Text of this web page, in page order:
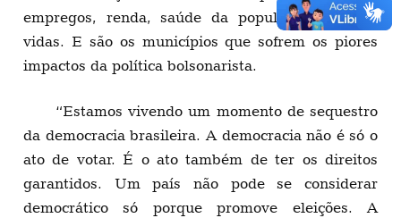
empregos, renda, saúde da população e salvar
vidas. E são os municípios que sofrem os piores
impactos da política bolsonarista.
“Estamos vivendo um momento de sequestro
da democracia brasileira. A democracia não é só o
ato de votar. É o ato também de ter os direitos
garantidos. Um país não pode se considerar
democrático só porque promove eleições. A